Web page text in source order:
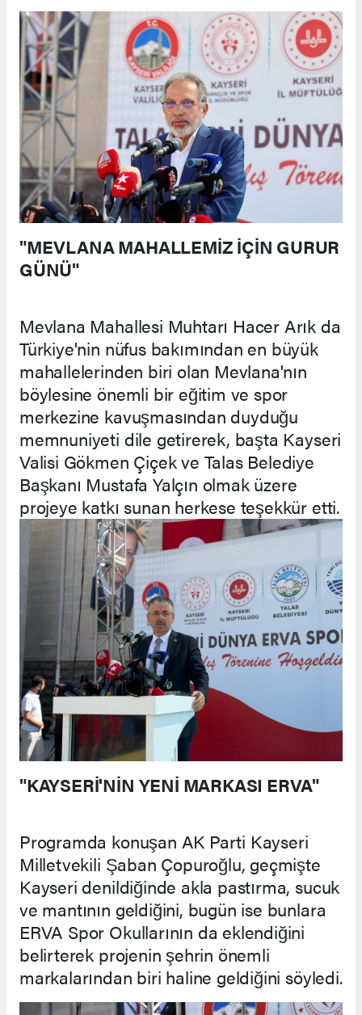
"MEVLANA MAHALLEMİZ İÇİN GURUR
GÜNÜ"
Mevlana Mahallesi Muhtarı Hacer Arık da
Türkiye'nin nüfus bakımından en büyük
mahallelerinden biri olan Mevlana'nın
böylesine önemli bir eğitim ve spor
merkezine kavuşmasından duyduğu
memnuniyeti dile getirerek, başta Kayseri
Valisi Gökmen Çiçek ve Talas Belediye
Başkanı Mustafa Yalçın olmak üzere
projeye katkı sunan herkese teşekkür etti.
"KAYSERİ'NİN YENİ MARKASI ERVA"
Programda konuşan AK Parti Kayseri
Milletvekili Şaban Çopuroğlu, geçmişte
Kayseri denildiğinde akla pastırma, sucuk
ve mantının geldiğini, bugün ise bunlara
ERVA Spor Okullarının da eklendiğini
belirterek projenin şehrin önemli
markalarından biri haline geldiğini söyledi.